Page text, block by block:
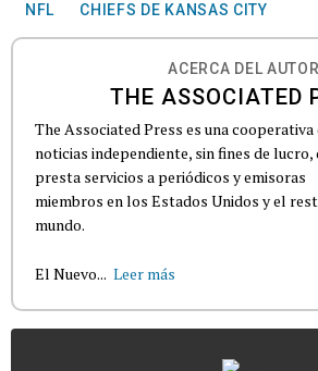
NFL CHIEFS DE KANSAS CITY
ACERCA DEL AUTOR
THE ASSOCIATED
The Associated Press es una cooperativa
noticias independiente, sin fines de lucro,
presta servicios a periódicos y emisoras
miembros en los Estados Unidos y el
mundo.
El Nuevo... Leer más